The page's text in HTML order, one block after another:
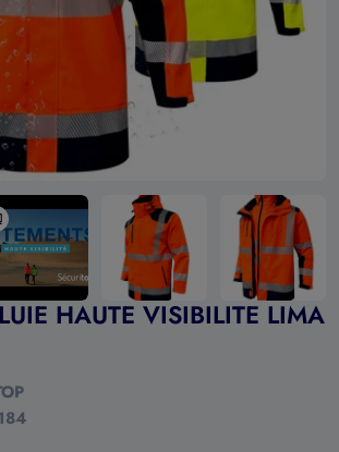
HAUTE VISIBILITE LIMA